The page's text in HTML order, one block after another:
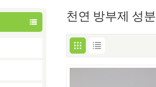
천연 방부제 성분